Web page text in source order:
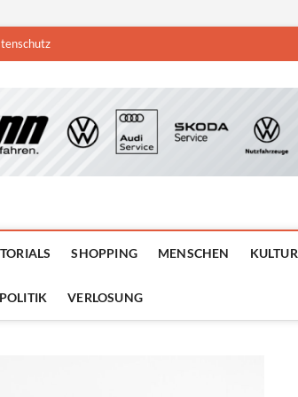
SHOPPING MENSCHEN KULTUR
POLITIK VERLOSUNG